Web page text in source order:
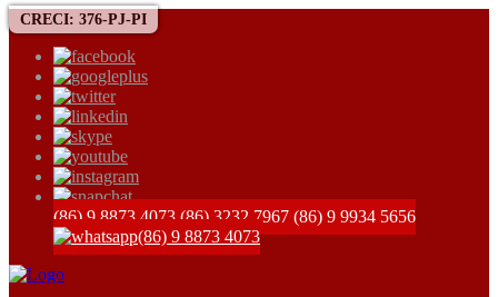
CRECI: 376-PJ-PI
(86) 9 8873 4073 (86) 3232 7967 (86) 9 9934 5656
(86) 9 8873 4073